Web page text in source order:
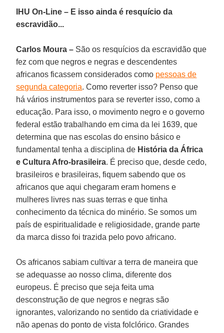
IHU On-Line – E isso ainda é resquício da
escravidão...
Carlos Moura – São os resquícios da escravidão que
fez com que negros e negras e descendentes
africanos ficassem considerados como pessoas de
segunda categoria. Como reverter isso? Penso que
há vários instrumentos para se reverter isso, como a
educação. Para isso, o movimento negro e o governo
federal estão trabalhando em cima da lei 1639, que
determina que nas escolas do ensino básico e
fundamental tenha a disciplina de História da África
e Cultura Afro-brasileira. É preciso que, desde cedo,
brasileiros e brasileiras, fiquem sabendo que os
africanos que aqui chegaram eram homens e
mulheres livres nas suas terras e que tinha
conhecimento da técnica do minério. Se somos um
país de espiritualidade e religiosidade, grande parte
da marca disso foi trazida pelo povo africano.
Os africanos sabiam cultivar a terra de maneira que
se adequasse ao nosso clima, diferente dos
europeus. É preciso que seja feita uma
desconstrução de que negros e negras são
ignorantes, valorizando no sentido da criatividade e
não apenas do ponto de vista folclórico. Grandes